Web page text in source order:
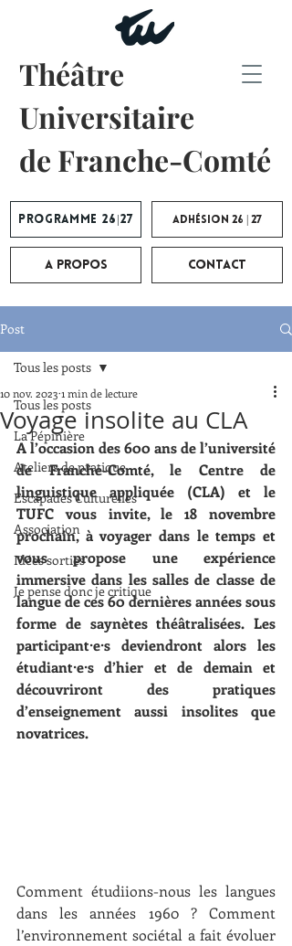
Programme 26|27
Théâtre
Universitaire
de Franche-Comté
Adhésion 26 | 27
A propos Contact
Post
Tous les posts
La Pépinière
Ateliers de pratique
Escapades Culturelles
Association
Idées sorties
Je pense donc je critique
Tous les posts
Voyage insolite au CLA
10 nov. 2023 1 min de lecture
A l’occasion des 600 ans de l’université
de Franche-Comté, le Centre de
linguistique appliquée (CLA) et le
TUFC vous invite, le 18 novembre
prochain, à voyager dans le temps et
vous propose une expérience
immersive dans les salles de classe de
langue de ces 60 dernières années sous
forme de saynètes théâtralisées. Les
participant·e·s deviendront alors les
étudiant·e·s d’hier et de demain et
découvriront des pratiques
d’enseignement aussi insolites que
novatrices.
Comment étudiions-nous les langues
dans les années 1960 ? Comment
l’environnement sociétal a fait évoluer